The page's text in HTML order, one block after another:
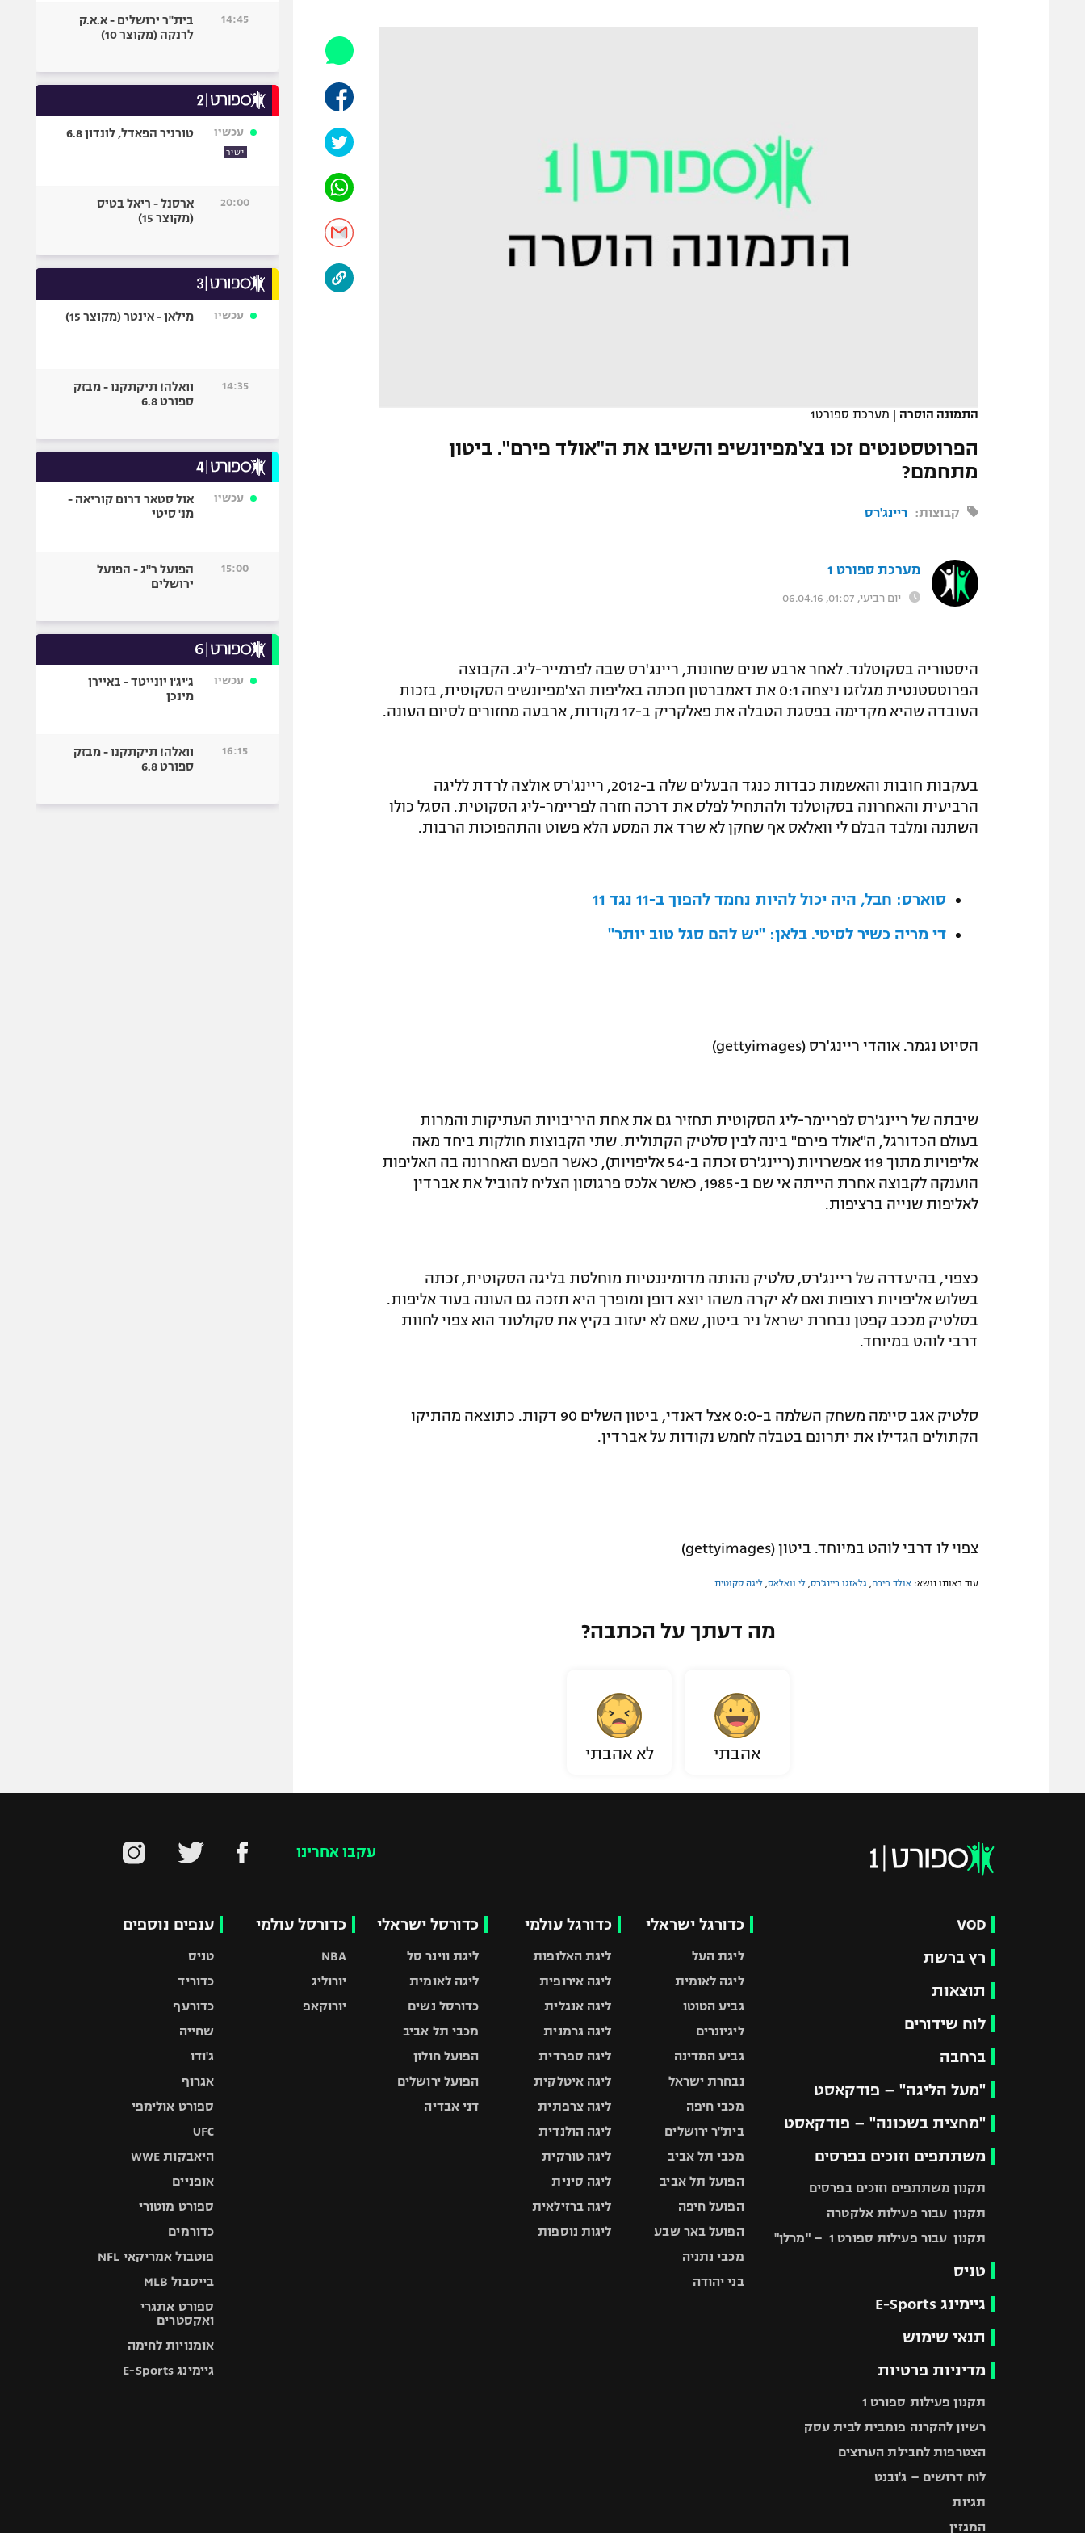
אופניים
כדורמים
פוטבול אמריקאי NFL
גיימינג E-Sports
התמונה הוסרה | מערכת ספורט1
הפרוטסטנטים זכו בצ'מפיונשיפ והשיבו את ה"אולד פירם". ביטון
מתחמם?
קבוצות: ריינג'רס
מערכת ספורט 1
יום רביעי, 01:07, 06.04.16
היסטוריה בסקוטלנד. לאחר ארבע שנים שחונות, ריינג'רס שבה לפרמייר-ליג. הקבוצה
הפרוטסטנטית מגלזגו ניצחה 0:1 את דאמברטון וזכתה באליפות הצ'מפיונשיפ הסקוטית, בזכות
העובדה שהיא מקדימה בפסגת הטבלה את פאלקריק ב-17 נקודות, ארבעה מחזורים לסיום העונה.
בעקבות חובות והאשמות כבדות כנגד הבעלים שלה ב-2012, ריינג'רס אולצה לרדת לליגה
הרביעית והאחרונה בסקוטלנד ולהתחיל לפלס את דרכה חזרה לפריימר-ליג הסקוטית. הסגל כולו
השתנה ומלבד הבלם לי וואלאס אף שחקן לא שרד את המסע הלא פשוט והתהפוכות הרבות.
סוארס: חבל, היה יכול להיות נחמד להפוך ב-11 נגד 11
די מריה כשיר לסיטי. בלאן: "יש להם סגל טוב יותר"
הסיוט נגמר. אוהדי ריינג'רס (gettyimages)
שיבתה של ריינג'רס לפריימר-ליג הסקוטית תחזיר גם את אחת היריבויות העתיקות והמרות
בעולם הכדורגל, ה"אולד פירם" בינה לבין סלטיק הקתולית. שתי הקבוצות חולקות ביחד מאה
אליפויות מתוך 119 אפשרויות (ריינג'רס זכתה ב-54 אליפויות), כאשר הפעם האחרונה בה האליפות
הוענקה לקבוצה אחרת הייתה אי שם ב-1985, כאשר אלכס פרגוסון הצליח להוביל את אברדין
לאליפות שנייה ברציפות.
כצפוי, בהיעדרה של ריינג'רס, סלטיק נהנתה מדומיננטיות מוחלטת בליגה הסקוטית, זכתה
בשלוש אליפויות רצופות ואם לא יקרה משהו יוצא דופן ומופרך היא תזכה גם העונה בעוד אליפות.
בסלטיק מככב קפטן נבחרת ישראל ניר ביטון, שאם לא יעזוב בקיץ את סקולטנד הוא צפוי לחוות
דרבי לוהט במיוחד.
סלטיק אגב סיימה משחק השלמה ב-0:0 אצל דאנדי, ביטון השלים 90 דקות. כתוצאה מהתיקו
הקתולים הגדילו את יתרונם בטבלה לחמש נקודות על אברדין.
צפוי לו דרבי לוהט במיוחד. ביטון (gettyimages)
עוד באותו נושא: אולד פירם גלאזגו ריינג'רס לי וואלאס ליגה סקוטית
מה דעתך על הכתבה?
אהבתי לא אהבתי
14:45
בית"ר ירושלים - א.א.ק
לרנקה (מקוצר 10)
עכשיו
ישיר
טורניר הפאדל, לונדון 6.8
20:00
ארסנל - ריאל בטיס
(מקוצר 15)
עכשיו מילאן - אינטר (מקוצר 15)
14:35
וואלה! תיקתקנו - מבזק
ספורט 6.8
עכשיו
אול סטאר דרום קוריאה -
מנ' סיטי
15:00
הפועל ר"ג - הפועל
ירושלים
עכשיו
ג'יג'ו יונייטד - באיירן
מינכן
16:15
וואלה! תיקתקנו - מבזק
ספורט 6.8
עקבו אחרינו
VOD
רץ ברשת
תוצאות
לוח שידורים
ברחבה
"מעל הליגה" – פודקאסט
"מחצית בשכונה" – פודקאסט
משתתפים וזוכים בפרסים
תקנון משתתפים וזוכים בפרסים
תקנון עבור פעילות אלקטרה
תקנון עבור פעילות ספורט 1 – "מרלן"
טניס
גיימינג E-Sports
תנאי שימוש
מדיניות פרטיות
תקנון פעילות ספורט 1
רשיון להקרנה פומבית לבית עסק
הצטרפות לחבילת הערוצים
לוח דרושים – ג'ובנט
תגיות
המגזין
כדורגל ישראלי
ליגת העל
ליגה לאומית
גביע הטוטו
ליגיונרים
גביע המדינה
נבחרת ישראל
מכבי חיפה
בית"ר ירושלים
מכבי תל אביב
הפועל תל אביב
הפועל חיפה
הפועל באר שבע
מכבי נתניה
בני יהודה
כדורגל עולמי
ליגת האלופות
ליגה אירופית
ליגה אנגלית
ליגה גרמנית
ליגה ספרדית
ליגה איטלקית
ליגה צרפתית
ליגה הולנדית
ליגה טורקית
ליגה סינית
ליגה ברזילאית
ליגות נוספות
כדורסל ישראלי
ליגת ווינר סל
ליגה לאומית
כדורסל נשים
מכבי תל אביב
הפועל חולון
הפועל ירושלים
דני אבדיה
כדורסל עולמי
NBA
יורוליג
יורוקאפ
ענפים נוספים
טניס
כדוריד
כדורעף
שחייה
ג'ודו
אגרוף
ספורט אולימפי
UFC
היאבקות WWE
אופניים
ספורט מוטורי
כדורמים
פוטבול אמריקאי NFL
בייסבול MLB
ספורט אתגרי
ואקסטרים
אומנויות לחימה
גיימינג E-Sports